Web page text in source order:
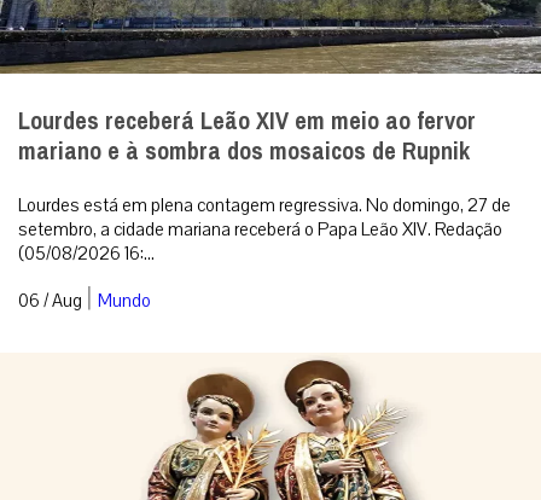
Lourdes receberá Leão XIV em meio ao fervor
mariano e à sombra dos mosaicos de Rupnik
Lourdes está em plena contagem regressiva. No domingo, 27 de
setembro, a cidade mariana receberá o Papa Leão XIV. Redação
(05/08/2026 16:...
06 / Aug | Mundo